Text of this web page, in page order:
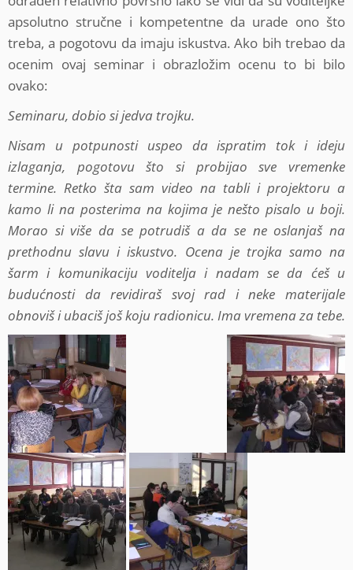
apsolutno stručne i kompetentne da urade ono što
treba, a pogotovu da imaju iskustva. Ako bih trebao da
ocenim ovaj seminar i obrazložim ocenu to bi bilo
ovako:
Seminaru, dobio si jedva trojku.
Nisam u potpunosti uspeo da ispratim tok i ideju
izlaganja, pogotovu što si probijao sve vremenke
termine. Retko šta sam video na tabli i projektoru a
kamo li na posterima na kojima je nešto pisalo u boji.
Morao si više da se potrudiš a da se ne oslanjaš na
prethodnu slavu i iskustvo. Ocena je trojka samo na
šarm i komunikaciju voditelja i nadam se da ćeš u
budućnosti da revidiraš svoj rad i neke materijale
obnoviš i ubaciš još koju radionicu. Ima vremena za tebe.